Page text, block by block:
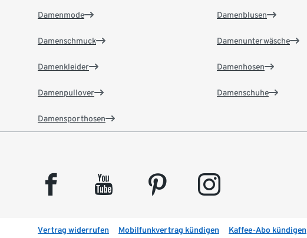
Damenmode
Damenschmuck
Damenkleider
Damenpullover
Damensporthosen
Damenblusen
Damenunterwäsche
Damenhosen
Damenschuhe
facebook youtube pinterest instagram
Vertrag widerrufen Mobilfunkvertrag kündigen Kaffee-Abo kündigen